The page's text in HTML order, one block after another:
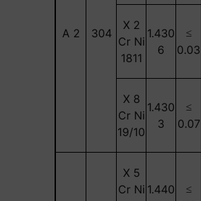
A 2 304
X 2
Cr Ni
1811
1.430
6
≤
0.03
X 8
Cr Ni
19/10
1.430
3
≤
0.07
X 5
Cr Ni 1.440
≤